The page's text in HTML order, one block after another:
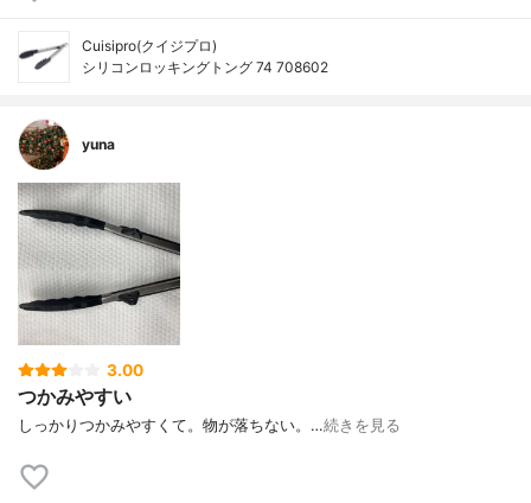
Cuisipro(クイジプロ)
シリコンロッキングトング 74 708602
yuna
3.00
つかみやすい
しっかりつかみやすくて。物が落ちない。…続きを見る